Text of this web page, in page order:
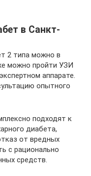
в Санкт-
2 типа можно в
можно пройти УЗИ
аппарате.
опытного
подходят к
диабета,
от вредных
с рационально
средств.